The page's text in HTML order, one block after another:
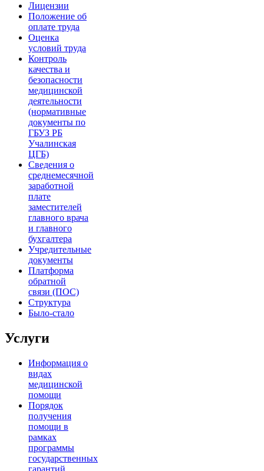
Лицензии
Положение об
оплате труда
Оценка
условий труда
Контроль
качества и
безопасности
медицинской
деятельности
(нормативные
документы по
ГБУЗ РБ
Учалинская
ЦГБ)
Сведения о
среднемесячной
заработной
плате
заместителей
главного врача
и главного
бухгалтера
Учредительные
документы
Платформа
обратной
связи (ПОС)
Структура
Было-стало
Услуги
Информация о
видах
медицинской
помощи
Порядок
получения
помощи в
рамках
программы
государственных
гарантий